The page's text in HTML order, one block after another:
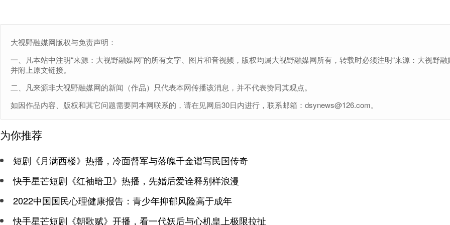
大视野融媒网版权与免责声明：
一、凡本站中注明“来源：大视野融媒网”的所有文字、图片和音视频，版权均属大视野融媒网所有，转载时必须注明“来源：大视野融
并附上原文链接。
二、凡来源非大视野融媒网的新闻（作品）只代表本网传播该消息，并不代表赞同其观点。
如因作品内容、版权和其它问题需要同本网联系的，请在见网后30日内进行，联系邮箱：dsynews@126.com。
为你推荐
短剧《月满西楼》热播，冷面督军与落魄千金谱写民国传奇
快手星芒短剧《红袖暗卫》热播，先婚后爱诠释别样浪漫
2022中国国民心理健康报告：青少年抑郁风险高于成年
快手星芒短剧《朝歌赋》开播，看一代妖后与心机皇上极限拉扯